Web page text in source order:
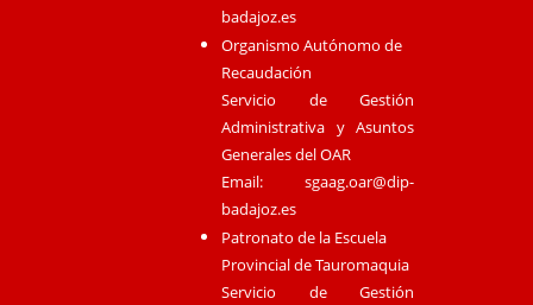
badajoz.es
Organismo Autónomo de
Recaudación
Servicio de Gestión
Administrativa y Asuntos
Generales del OAR
Email:sgaag.oar@dip-
badajoz.es
Patronato de la Escuela
Provincial de Tauromaquia
Servicio de Gestión